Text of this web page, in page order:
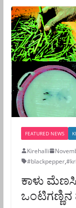
FEATURED NEWS
Kirehalli
#blackpepper,
ಕಾಳು
ಒಂಟಿಗಣ್ಣಿನ